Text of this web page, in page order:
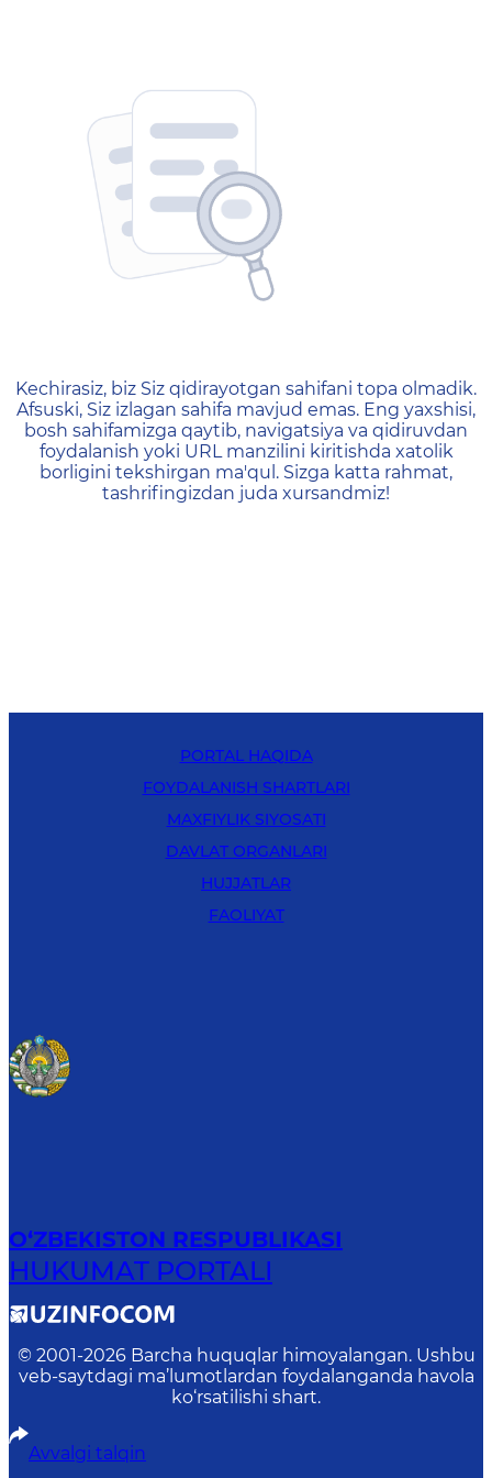
404 — Страница не
Kechirasiz, biz Siz qidirayotgan sahifani topa olmadik.
Afsuski, Siz izlagan sahifa mavjud emas. Eng yaxshisi,
bosh sahifamizga qaytib, navigatsiya va qidiruvdan
foydalanish yoki URL manzilini kiritishda xatolik
borligini tekshirgan ma'qul. Sizga katta rahmat,
tashrifingizdan juda xursandmiz!
PORTAL HAQIDA
FOYDALANISH SHARTLARI
MAXFIYLIK SIYOSATI
DAVLAT ORGANLARI
HUJJATLAR
FAOLIYAT
O‘ZBEKISTON RESPUBLIKASI
HUKUMAT PORTALI
© 2001-2026 Barcha huquqlar himoyalangan. Ushbu
veb-saytdagi ma’lumotlardan foydalanganda havola
ko‘rsatilishi shart.
Avvalgi talqin